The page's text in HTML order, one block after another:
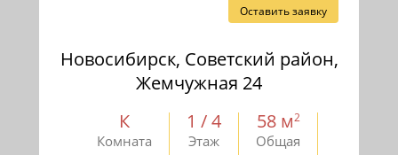
Оставить заявку
Новосибирск, Советский район,
Жемчужная 24
К
Комната
1 / 4
Этаж
58 м2
Общая